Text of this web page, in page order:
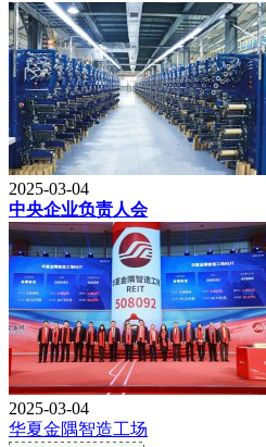
2025-03-04
中央企业负责人会
2025-03-04
华夏金隅智造工场